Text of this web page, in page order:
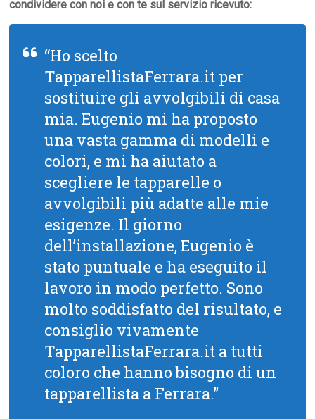
condividere con noi e con te sul servizio ricevuto:
“Ho scelto
TapparellistaFerrara.it per
sostituire gli avvolgibili di casa
mia. Eugenio mi ha proposto
una vasta gamma di modelli e
colori, e mi ha aiutato a
scegliere le tapparelle o
avvolgibili più adatte alle mie
esigenze. Il giorno
dell’installazione, Eugenio è
stato puntuale e ha eseguito il
lavoro in modo perfetto. Sono
molto soddisfatto del risultato, e
consiglio vivamente
TapparellistaFerrara.it a tutti
coloro che hanno bisogno di un
tapparellista a Ferrara.”